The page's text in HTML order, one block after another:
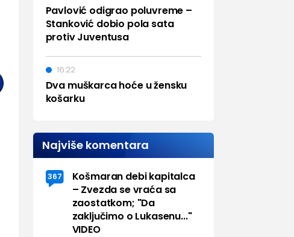
Pavlović odigrao poluvreme –
Stanković dobio pola sata
protiv Juventusa
Dva muškarca hoće u žensku
košarku
16:22
Najviše komentara
367
Košmaran debi kapitalca
– Zvezda se vraća sa
zaostatkom; "Da
zaključimo o Lukasenu..."
VIDEO